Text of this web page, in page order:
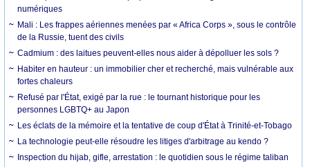
numériques
Mali : Les frappes aériennes menées par « Africa Corps », sous le contrôle
de la Russie, tuent des civils
Cadmium : des laitues peuvent-elles nous aider à dépolluer les sols ?
Habiter en hauteur : un immobilier cher et recherché, mais vulnérable aux
fortes chaleurs
Refusé par l'État, exigé par la rue : le tournant historique pour les
personnes LGBTQ+ au Japon
Les éclats de la mémoire et la tentative de coup d'État à Trinité-et-Tobago
La technologie peut-elle résoudre les litiges d'arbitrage au kendo ?
Inspection du hijab, gifle, arrestation : le quotidien sous le régime taliban